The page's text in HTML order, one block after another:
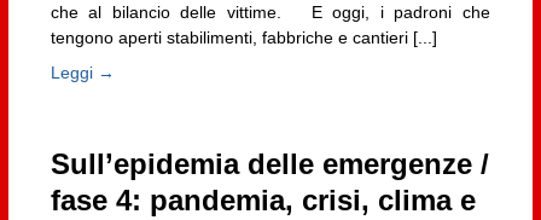
che al bilancio delle vittime.
E oggi, i padroni che
tengono aperti stabilimenti, fabbriche e cantieri [...]
Leggi →
Sull’epidemia delle emergenze /
fase 4: pandemia, crisi, clima e